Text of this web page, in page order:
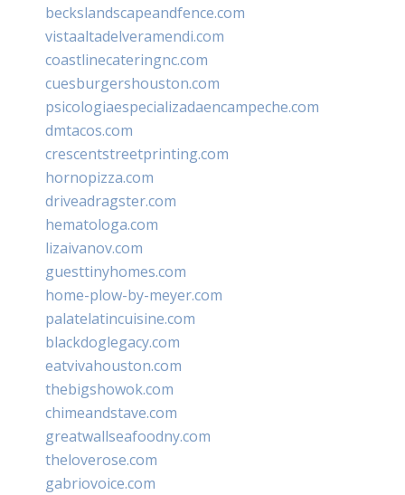
beckslandscapeandfence.com
vistaaltadelveramendi.com
coastlinecateringnc.com
cuesburgershouston.com
psicologiaespecializadaencampeche.com
dmtacos.com
crescentstreetprinting.com
hornopizza.com
driveadragster.com
hematologa.com
lizaivanov.com
guesttinyhomes.com
home-plow-by-meyer.com
palatelatincuisine.com
blackdoglegacy.com
eatvivahouston.com
thebigshowok.com
chimeandstave.com
greatwallseafoodny.com
theloverose.com
gabriovoice.com